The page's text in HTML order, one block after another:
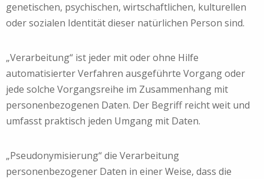
genetischen, psychischen, wirtschaftlichen, kulturellen
oder sozialen Identität dieser natürlichen Person sind.
„Verarbeitung“ ist jeder mit oder ohne Hilfe
automatisierter Verfahren ausgeführte Vorgang oder
jede solche Vorgangsreihe im Zusammenhang mit
personenbezogenen Daten. Der Begriff reicht weit und
umfasst praktisch jeden Umgang mit Daten.
„Pseudonymisierung“ die Verarbeitung
personenbezogener Daten in einer Weise, dass die